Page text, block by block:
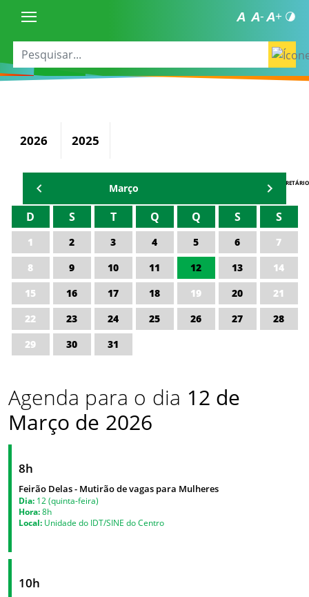
2026 2025
AGENDA DO SECRETÁRIO
Março
D S T Q Q S S
1 2 3 4 5 6
7
8
9 10 11 12 13
14
15
16 17 18 19 20
21
22
23 24 25 26 27
28
29
30 31
Agenda para o dia 12 de
Março de 2026
8h
Feirão Delas - Mutirão de vagas para Mulheres
Dia: 12 (quinta-feira)
Hora:8h
Local: Unidade do IDT/SINE do Centro
10h